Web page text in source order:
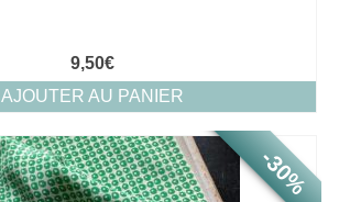
9,50€
AJOUTER AU PANIER
-30%